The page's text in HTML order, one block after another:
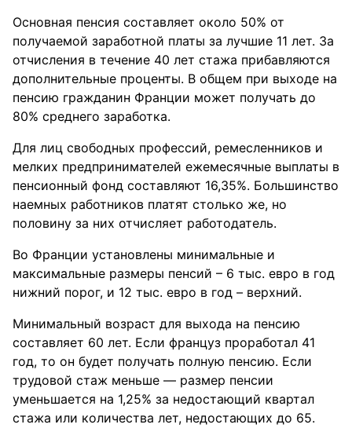
Основная пенсия составляет около 50% от
получаемой заработной платы за лучшие 11 лет. За
отчисления в течение 40 лет стажа прибавляются
дополнительные проценты. В общем при выходе на
пенсию гражданин Франции может получать до
80% среднего заработка.
Для лиц свободных профессий, ремесленников и
мелких предпринимателей ежемесячные выплаты в
пенсионный фонд составляют 16,35%. Большинство
наемных работников платят столько же, но
половину за них отчисляет работодатель.
Во Франции установлены минимальные и
максимальные размеры пенсий – 6 тыс. евро в год
нижний порог, и 12 тыс. евро в год – верхний.
Минимальный возраст для выхода на пенсию
составляет 60 лет. Если француз проработал 41
год, то он будет получать полную пенсию. Если
трудовой стаж меньше — размер пенсии
уменьшается на 1,25% за недостающий квартал
стажа или количества лет, недостающих до 65.